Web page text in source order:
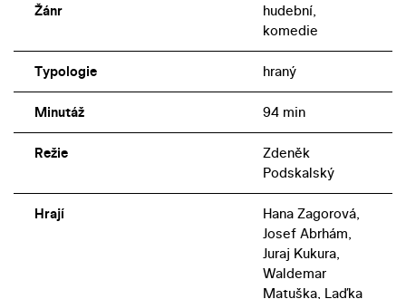
Žánr
hudební,
komedie
Typologie hraný
Minutáž 94 min
Režie
Zdeněk
Podskalský
Hrají
Hana Zagorová,
Josef Abrhám,
Juraj Kukura,
Waldemar
Matuška, Laďka